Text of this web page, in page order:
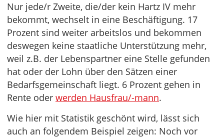
Nur jede/r Zweite, die/der kein Hartz IV mehr
bekommt, wechselt in eine Beschäftigung. 17
Prozent sind weiter arbeitslos und bekommen
deswegen keine staatliche Unterstützung mehr,
weil z.B. der Lebenspartner eine Stelle gefunden
hat oder der Lohn über den Sätzen einer
Bedarfsgemeinschaft liegt. 6 Prozent gehen in
Rente oder werden Hausfrau/-mann.
Wie hier mit Statistik geschönt wird, lässt sich
auch an folgendem Beispiel zeigen: Noch vor